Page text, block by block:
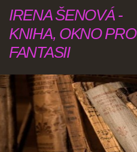
IRENA ŠENOVÁ -
KNIHA, OKNO PRO
FANTASII